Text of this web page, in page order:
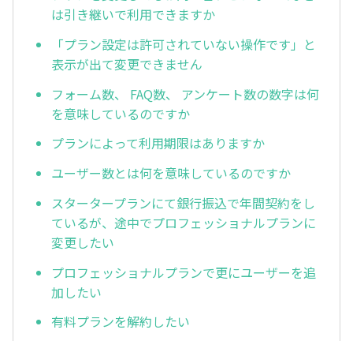
は引き継いで利用できますか
「プラン設定は許可されていない操作です」と
表示が出て変更できません
フォーム数、 FAQ数、 アンケート数の数字は何
を意味しているのですか
プランによって利用期限はありますか
ユーザー数とは何を意味しているのですか
スタータープランにて銀行振込で年間契約をし
ているが、途中でプロフェッショナルプランに
変更したい
プロフェッショナルプランで更にユーザーを追
加したい
有料プランを解約したい